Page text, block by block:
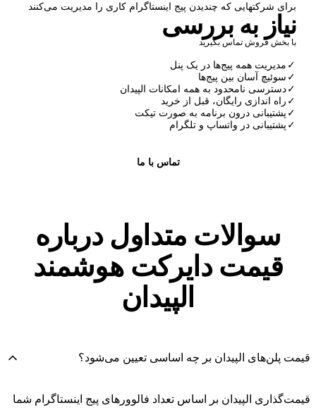
برای شرکتهایی که چندیدن پیج اینستاگرام کاری را مدیریت می‌کنند
نیاز به بررسی
با بخش فروش تماس بگیرید
✓ مدیریت همه پیج‌ها در یک پنل
✓ سوئیچ آسان بین پیج‌ها
✓ دسترسی نامحدود به همه امکانات الپیدان
✓ راه اندازی رایگان، قبل از خرید
✓ پشتیبانی درون برنامه به صورت تیکت
✓ پشتیبانی در واتساپ و تلگرام
تماس با ما
سوالات متداول درباره
قیمت‌ دایرکت هوشمند
الپیدان
قیمت پلن‌های الپیدان بر چه اساسی تعیین می‌شود؟
قیمت‌گذاری الپیدان بر اساس تعداد فالوورهای پیج اینستاگرام شما